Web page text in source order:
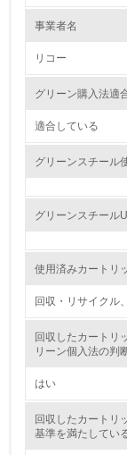
かしている
事業者名
リコー
グリーン購入法適
適合している
グリーンスチール
グリーンスチール
使用済みカートリ
回収・リサイクル
回収したカートリ
リーン個入法の判
はい
回収したカートリ
基準を満たしてい